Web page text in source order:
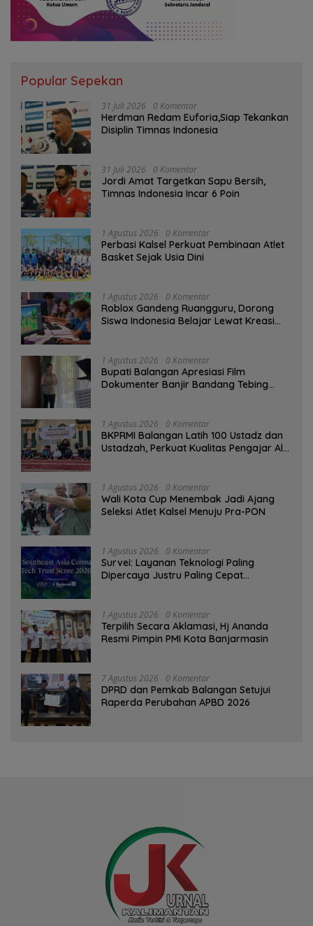
Popular Sepekan
31 Juli 2026 0 Komentar
Herdman Redam Euforia,Siap Tekankan
Disiplin Timnas Indonesia
31 Juli 2026 0 Komentar
Jordi Amat Targetkan Sapu Bersih,
Timnas Indonesia Incar 6 Poin
1 Agustus 2026 0 Komentar
Perbasi Kalsel Perkuat Pembinaan Atlet
Basket Sejak Usia Dini
1 Agustus 2026 0 Komentar
Roblox Gandeng Ruangguru, Dorong
Siswa Indonesia Belajar Lewat Kreasi
1 Agustus 2026 0 Komentar
Bupati Balangan Apresiasi Film
Dokumenter Banjir Bandang Tebing
1 Agustus 2026 0 Komentar
BKPRMI Balangan Latih 100 Ustadz dan
Ustadzah, Perkuat Kualitas Pengajar Al-
1 Agustus 2026 0 Komentar
Wali Kota Cup Menembak Jadi Ajang
Seleksi Atlet Kalsel Menuju Pra-PON
1 Agustus 2026 0 Komentar
Survei: Layanan Teknologi Paling
Dipercaya Justru Paling Cepat
1 Agustus 2026 0 Komentar
‎Terpilih Secara Aklamasi, Hj Ananda
Resmi Pimpin PMI Kota Banjarmasin
7 Agustus 2026 0 Komentar
DPRD dan Pemkab Balangan Setujui
Raperda Perubahan APBD 2026